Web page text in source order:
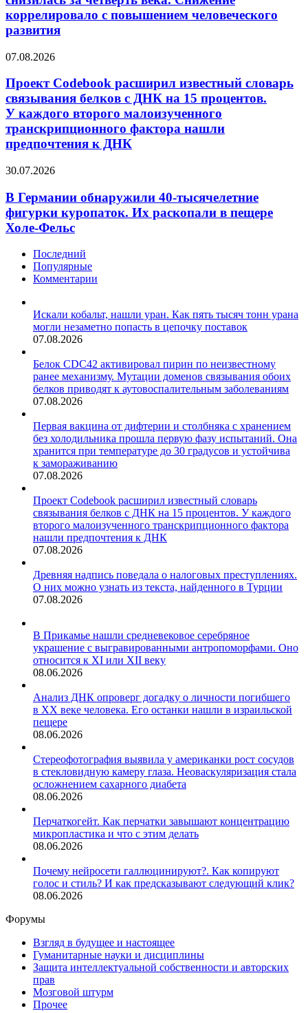
снизилась
за четверть
века.
коррелировало
человеческого
развития
коррелировало с повышением человеческого
развития
Проект
расширил
известный
словарь
связывания
белков
с ДНК
У каждого
малоизученного
транскрипционного
фактора
нашли
к ДНК
07.08.2026
Проект Codebook расширил известный словарь
связывания белков с ДНК на 15 процентов.
У каждого второго малоизученного
транскрипционного фактора нашли
предпочтения к ДНК
В Германии
40-
тысячелетние
фигурки
куропаток.
в пещере
Холе-
Фельс
30.07.2026
В Германии обнаружили 40-тысячелетние
фигурки куропаток. Их раскопали в пещере
Холе-Фельс
Последний
Популярные
Комментарии
Искали кобальт, нашли уран. Как пять тысяч тонн урана
могли незаметно попасть в цепочку поставок
07.08.2026
Белок CDC42 активировал пирин по неизвестному
ранее механизму. Мутации доменов связывания обоих
белков приводят к аутовоспалительным заболеваниям
07.08.2026
Первая вакцина от дифтерии и столбняка с хранением
без холодильника прошла первую фазу испытаний. Она
хранится при температуре до 30 градусов и устойчива
к замораживанию
07.08.2026
Проект Codebook расширил известный словарь
связывания белков с ДНК на 15 процентов. У каждого
второго малоизученного транскрипционного фактора
нашли предпочтения к ДНК
07.08.2026
Древняя надпись поведала о налоговых преступлениях.
О них можно узнать из текста, найденного в Турции
07.08.2026
В Прикамье нашли средневековое серебряное
украшение с выгравированными антропоморфами. Оно
относится к XI или XII веку
08.06.2026
Анализ ДНК опроверг догадку о личности погибшего
в XX веке человека. Его останки нашли в израильской
пещере
08.06.2026
Стереофотография выявила у американки рост сосудов
в стекловидную камеру глаза. Неоваскуляризация стала
осложнением сахарного диабета
08.06.2026
Перчаткогейт. Как перчатки завышают концентрацию
микропластика и что с этим делать
08.06.2026
Почему нейросети галлюцинируют?. Как копируют
голос и стиль? И как предсказывают следующий клик?
08.06.2026
Форумы
Взгляд в будущее и настоящее
Гуманитарные науки и дисциплины
Защита интеллектуальной собственности и авторских
прав
Мозговой штурм
Прочее